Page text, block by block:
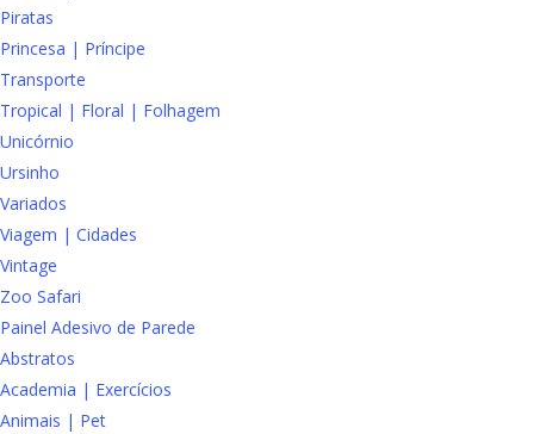
Piratas
Princesa | Príncipe
Transporte
Tropical | Floral | Folhagem
Unicórnio
Ursinho
Variados
Viagem | Cidades
Vintage
Zoo Safari
Painel Adesivo de Parede
Abstratos
Academia | Exercícios
Animais | Pet